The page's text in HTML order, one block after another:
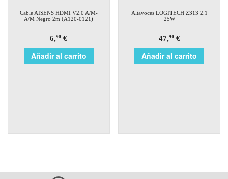
Cable AISENS HDMI V2.0 A/M-
A/M Negro 2m (A120-0121)
6,90 €
Añadir al carrito
Altavoces LOGITECH Z313 2.1
25W
47,90€
Añadir al carrito